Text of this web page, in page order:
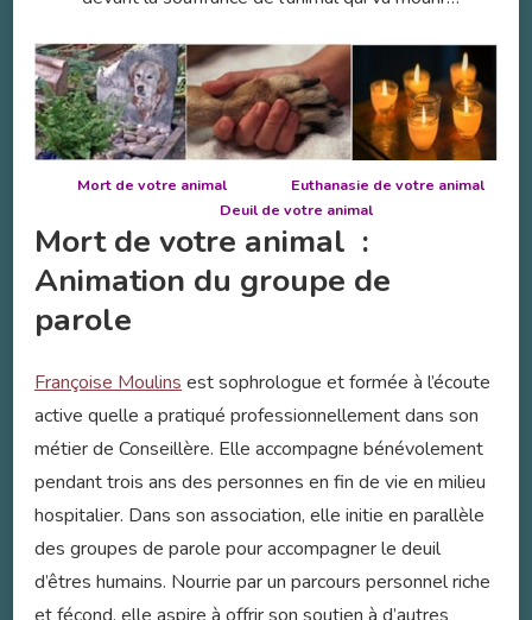
Mort de votre animal Euthanasie de votre animal
Deuil de votre animal
Mort de votre animal :
Animation du groupe de
parole
Françoise Moulinsest sophrologue et formée à l’écoute
active quelle a pratiqué professionnellement dans son
métier de Conseillère. Elle accompagne bénévolement
pendant trois ans des personnes en fin de vie en milieu
hospitalier. Dans son association, elle initie en parallèle
des groupes de parole pour accompagner le deuil
d’êtres humains. Nourrie par un parcours personnel riche